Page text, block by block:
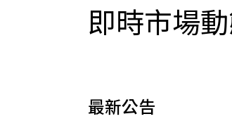
即時市場
最新公告